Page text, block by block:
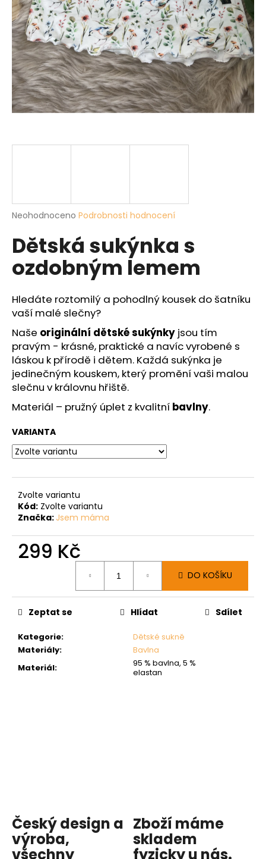
Průměrné
produktu
je
z
hvězdiček.
Neohodnoceno Podrobnosti hodnocení
Dětská sukýnka s
ozdobným lemem
Hledáte roztomilý a pohodlný kousek do šatníku
vaší malé slečny?
Naše originální dětské sukýnky jsou tím
pravým - krásné, praktické a navíc vyrobené s
láskou k přírodě i dětem. Každá sukýnka je
jedinečným kouskem, který promění vaši malou
slečnu v královnu hřiště.
Materiál – pružný úplet z kvalitní bavlny.
VARIANTA
Zvolte variantu
Kód: Zvolte variantu
Značka: Jsem máma
299 Kč
DO KOŠÍKU
Kategorie:
Dětské sukně
Materiály:
Bavlna
Materiál:
95 % bavlna, 5 %
elastan
Zeptat se Hlídat Sdílet
Český design a
výroba,
všechny
Zboží máme
skladem
fyzicky u nás.
a
j
í
t
?
o
p
r
u
č
j
e
m
e